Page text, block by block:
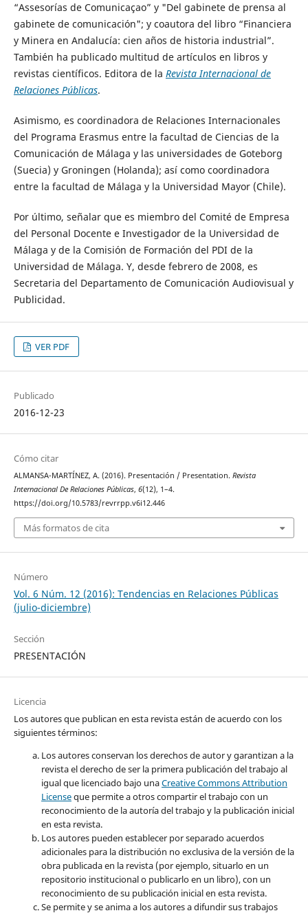
“Assesorías de Comunicaçao” y "Del gabinete de prensa al
gabinete de comunicación"; y coautora del libro “Financiera
y Minera en Andalucía: cien años de historia industrial”.
También ha publicado multitud de artículos en libros y
revistas científicos. Editora de la Revista Internacional de
Relaciones Públicas.
Asimismo, es coordinadora de Relaciones Internacionales
del Programa Erasmus entre la facultad de Ciencias de la
Comunicación de Málaga y las universidades de Goteborg
(Suecia) y Groningen (Holanda); así como coordinadora
entre la facultad de Málaga y la Universidad Mayor (Chile).
Por último, señalar que es miembro del Comité de Empresa
del Personal Docente e Investigador de la Universidad de
Málaga y de la Comisión de Formación del PDI de la
Universidad de Málaga. Y, desde febrero de 2008, es
Secretaria del Departamento de Comunicación Audiovisual y
Publicidad.
VER PDF
Publicado
2016-12-23
Cómo citar
ALMANSA-MARTÍNEZ, A. (2016). Presentación / Presentation. Revista
Internacional De Relaciones Públicas, 6(12), 1–4.
https://doi.org/10.5783/revrrpp.v6i12.446
Más formatos de cita
Número
Vol. 6 Núm. 12 (2016): Tendencias en Relaciones Públicas
(julio-diciembre)
Sección
PRESENTACIÓN
Licencia
Los autores que publican en esta revista están de acuerdo con los
siguientes términos:
Los autores conservan los derechos de autor y garantizan a la
revista el derecho de ser la primera publicación del trabajo al
igual que licenciado bajo unaCreative Commons Attribution
Licenseque permite a otros compartir el trabajo con un
reconocimiento de la autoría del trabajo y la publicación inicial
en esta revista.
Los autores pueden establecer por separado acuerdos
adicionales para la distribución no exclusiva de la versión de la
obra publicada en la revista (por ejemplo, situarlo en un
repositorio institucional o publicarlo en un libro), con un
reconocimiento de su publicación inicial en esta revista.
Se permite y se anima a los autores a difundir sus trabajos